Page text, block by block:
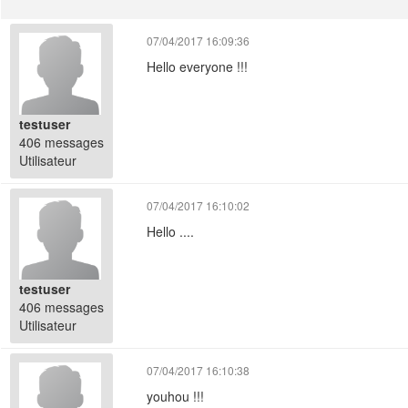
testuser
406 messages
Utilisateur
07/04/2017 16:09:36
Hello everyone !!!
testuser
406 messages
Utilisateur
07/04/2017 16:10:02
Hello ....
07/04/2017 16:10:38
youhou !!!